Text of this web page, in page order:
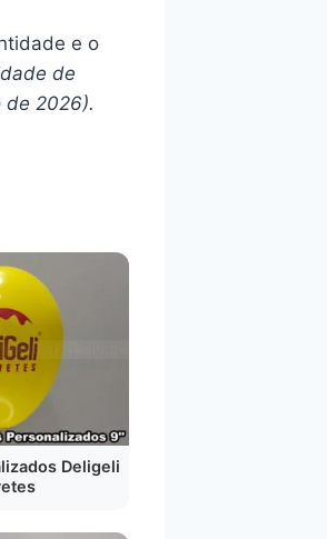
e o
de
de 2026).
Deligeli